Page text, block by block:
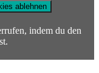
ablehnen
indem du den